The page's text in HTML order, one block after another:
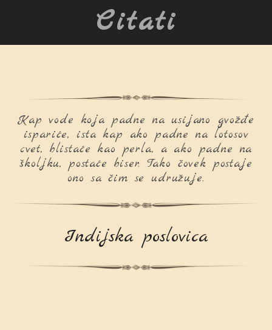
Citati
Kap vode koja padne na usijano gvožđe
ispariće, ista kap ako padne na lotosov
cvet, blistaće kao perla, a ako padne na
školjku, postaće biser. Tako čovek postaje
ono sa čim se udružuje.
Indijska poslovica